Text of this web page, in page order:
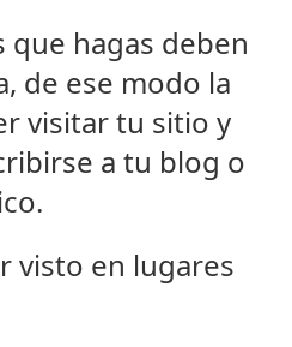
que hagas deben
de ese modo la
visitar tu sitio y
a tu blog o
visto en lugares